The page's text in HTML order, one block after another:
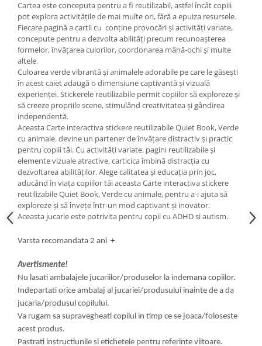
Cartea este conceputa pentru a fi reutilizabil, astfel încât copiii
pot explora activitățile de mai multe ori, fără a epuiza resursele.
Fiecare pagină a cartii cu conține provocări și activități variate,
concepute pentru a dezvolta abilități precum recunoașterea
formelor, învățarea culorilor, coordonarea mână-ochi și multe
altele.
Culoarea verde vibrantă și animalele adorabile pe care le găsești
în acest caiet adaugă o dimensiune captivantă și vizuală
experienței. Stickerele reutilizabile permit copiilor să exploreze și
să creeze propriile scene, stimulând creativitatea și gândirea
independentă.
Aceasta Carte interactiva stickere reutilizabile Quiet Book, Verde
cu animale. devine un partener de învățare distractiv și practic
pentru copiii tăi. Cu activități variate, pagini reutilizabile și
elemente vizuale atractive, carticica îmbină distracția cu
dezvoltarea abilităților. Alege calitatea și educația prin joc,
aducând în viața copiilor tăi aceasta Carte interactiva stickere
reutilizabile Quiet Book, Verde cu animale, pentru a-i ajuta să
exploreze și să învețe într-un mod captivant și inovator.
Aceasta jucarie este potrivita pentru copii cu ADHD si autism.
Varsta recomandata 2 ani +
Avertismente!
Nu lasati ambalajele jucariilor/produselor la indemana copiilor.
Indepartati orice ambalaj al jucariei/produsului inainte de a da
jucaria/produsul copilului.
Va rugam sa supravegheati copilul in timp ce se joaca/foloseste
acest produs.
Pastrati instructiunile si etichetele pentru referinte viitoare.